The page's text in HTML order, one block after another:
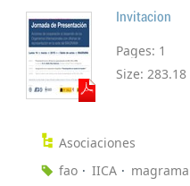
Invitacion
Pages: 1
Size: 283.18
Asociaciones
fao
IICA magrama